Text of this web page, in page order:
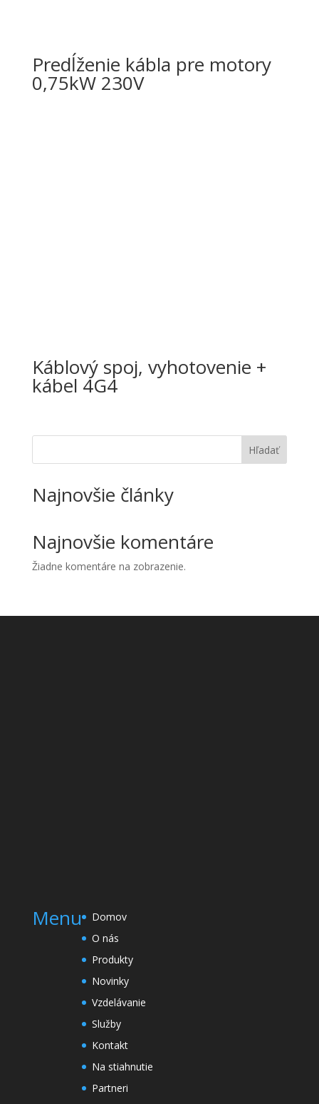
Predĺženie kábla pre motory
0,75kW 230V
Káblový spoj, vyhotovenie +
kábel 4G4
Hľadať
Najnovšie články
Najnovšie komentáre
Žiadne komentáre na zobrazenie.
Menu
Domov
O nás
Produkty
Novinky
Vzdelávanie
Služby
Kontakt
Na stiahnutie
Partneri